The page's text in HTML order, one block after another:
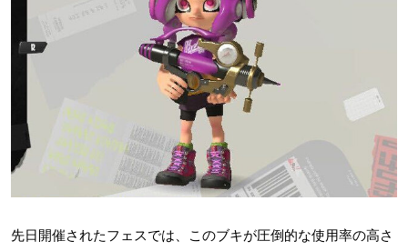
先日開催されたフェスでは、このブキが圧倒的な使用率の高さ